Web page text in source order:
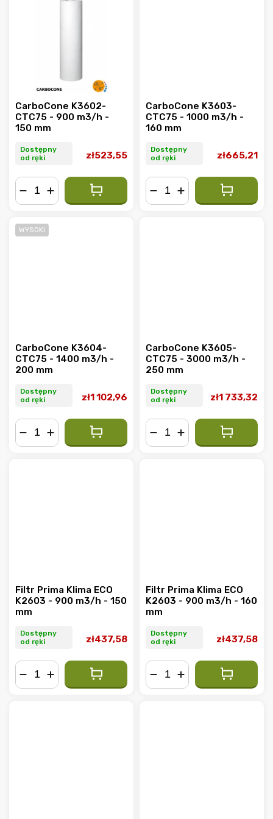
CarboCone K3602-
CTC75 - 900 m3/h -
150 mm
Dostępny
od ręki
zł523,55
CarboCone K3603-
CTC75 - 1000 m3/h -
160 mm
Dostępny
od ręki
zł665,21
WYSOKI
CarboCone K3604-
CTC75 - 1400 m3/h -
200 mm
Dostępny
od ręki
zł1 102,96
CarboCone K3605-
CTC75 - 3000 m3/h -
250 mm
Dostępny
od ręki
zł1 733,32
Filtr Prima Klima ECO
K2603 - 900 m3/h - 150
mm
Dostępny
od ręki
zł437,58
Filtr Prima Klima ECO
K2603 - 900 m3/h - 160
mm
Dostępny
od ręki
zł437,58